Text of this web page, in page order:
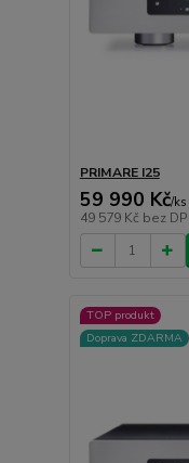
PRIMARE I25
59 990 Kč/ks
49 579 Kč bez
TOP produkt
Doprava ZDARMA